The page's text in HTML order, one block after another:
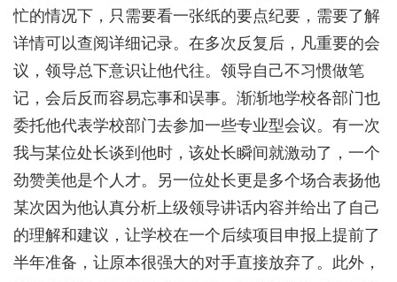
忙的情况下，只需要看一张纸的要点纪要，需要了解
详情可以查阅详细记录。在多次反复后，凡重要的会
议，领导总下意识让他代往。领导自己不习惯做笔
记，会后反而容易忘事和误事。渐渐地学校各部门也
委托他代表学校部门去参加一些专业型会议。有一次
我与某位处长谈到他时，该处长瞬间就激动了，一个
劲赞美他是个人才。另一位处长更是多个场合表扬他
某次因为他认真分析上级领导讲话内容并给出了自己
的理解和建议，让学校在一个后续项目申报上提前了
半年准备，让原本很强大的对手直接放弃了。此外，